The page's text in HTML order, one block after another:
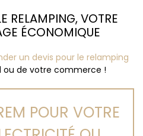
RELAMPING, VOTRE
ÉCONOMIQUE
un devis pour le relamping
ou de votre commerce !
POUR VOTRE